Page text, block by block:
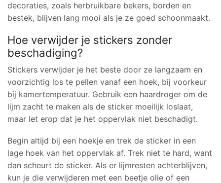
decoraties, zoals herbruikbare bekers, borden en
bestek, blijven lang mooi als je ze goed schoonmaakt.
Hoe verwijder je stickers zonder
beschadiging?
Stickers verwijder je het beste door ze langzaam en
voorzichtig los te pellen vanaf een hoek, bij voorkeur
bij kamertemperatuur. Gebruik een haardroger om de
lijm zacht te maken als de sticker moeilijk loslaat,
maar let erop dat je het oppervlak niet beschadigt.
Begin altijd bij een hoekje en trek de sticker in een
lage hoek van het oppervlak af. Trek niet te hard, want
dan scheurt de sticker. Als er lijmresten achterblijven,
kun je die verwijderen met een beetje olie of een